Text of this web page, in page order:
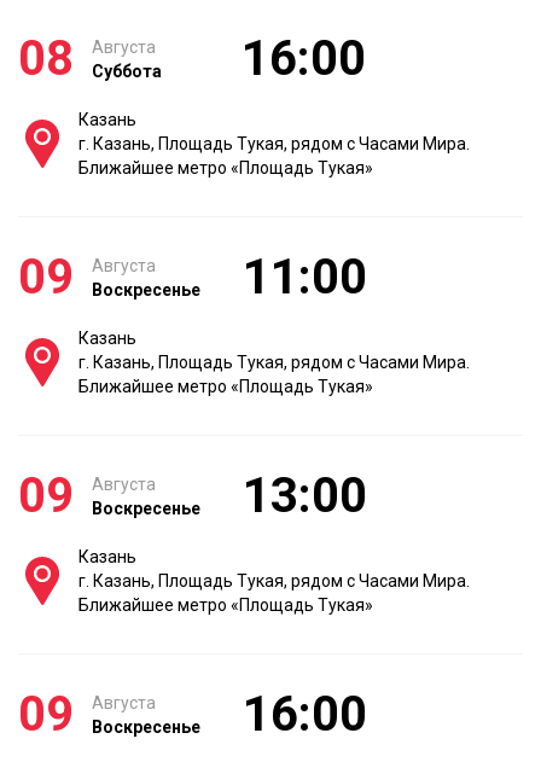
08
Августа
Суббота
16:00
Казань
г. Казань, Площадь Тукая, рядом с Часами Мира.
Ближайшее метро «Площадь Тукая»
09
Августа
Воскресенье
11:00
Казань
г. Казань, Площадь Тукая, рядом с Часами Мира.
Ближайшее метро «Площадь Тукая»
09
Августа
Воскресенье
13:00
Казань
г. Казань, Площадь Тукая, рядом с Часами Мира.
Ближайшее метро «Площадь Тукая»
09
Августа
Воскресенье
16:00